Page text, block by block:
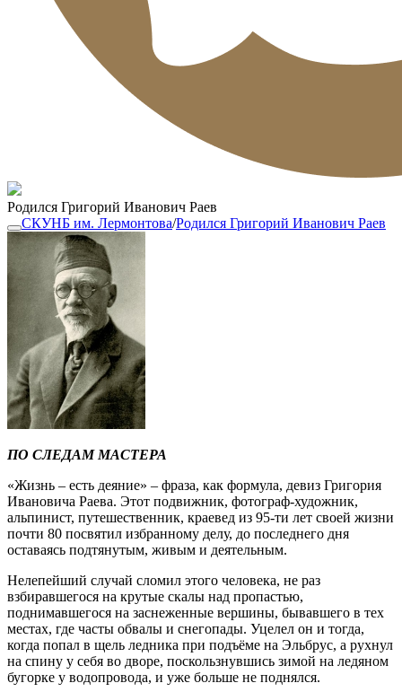
Родился Григорий Иванович Раев
СКУНБ им. Лермонтова/Родился Григорий Иванович Раев
ПО СЛЕДАМ МАСТЕРА
«Жизнь – есть деяние» – фраза, как формула, девиз Григория
Ивановича Раева. Этот подвижник, фотограф-художник,
альпинист, путешественник, краевед из 95-ти лет своей жизни
почти 80 посвятил избранному делу, до последнего дня
оставаясь подтянутым, живым и деятельным.
Нелепейший случай сломил этого человека, не раз
взбиравшегося на крутые скалы над пропастью,
поднимавшегося на заснеженные вершины, бывавшего в тех
местах, где часты обвалы и снегопады. Уцелел он и тогда,
когда попал в щель ледника при подъёме на Эльбрус, а рухнул
на спину у себя во дворе, поскользнувшись зимой на ледяном
бугорке у водопровода, и уже больше не поднялся.